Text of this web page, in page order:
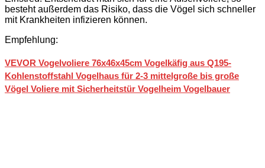
besteht außerdem das Risiko, dass die Vögel sich schneller
mit Krankheiten infizieren können.
Empfehlung:
VEVOR Vogelvoliere 76x46x45cm Vogelkäfig aus Q195-
Kohlenstoffstahl Vogelhaus für 2-3 mittelgroße bis große
Vögel Voliere mit Sicherheitstür Vogelheim Vogelbauer